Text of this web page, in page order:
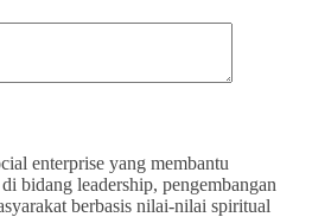
enterprise yang membantu
bidang leadership, pengembangan
berbasis nilai-nilai spiritual